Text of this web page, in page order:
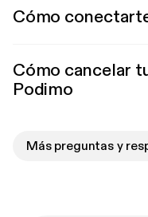
Cómo
Cómo cancelar
Podimo
Más preguntas y